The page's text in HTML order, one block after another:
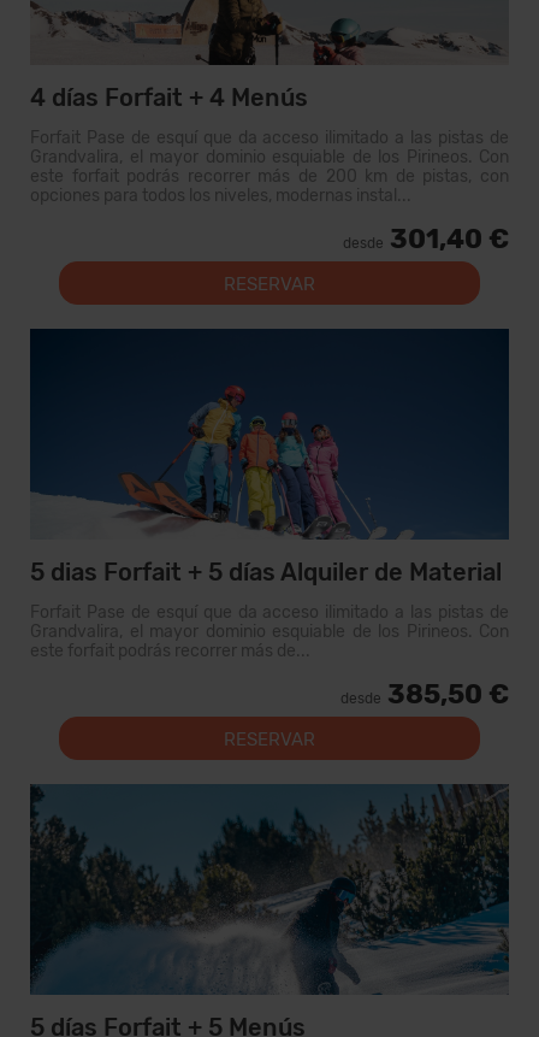
4 días Forfait + 4 Menús
Forfait Pase de esquí que da acceso ilimitado a las pistas de
Grandvalira, el mayor dominio esquiable de los Pirineos. Con
este forfait podrás recorrer más de 200 km de pistas, con
opciones para todos los niveles, modernas instal...
desde 301,40 €
RESERVAR
5 dias Forfait + 5 días Alquiler de Material
Forfait Pase de esquí que da acceso ilimitado a las pistas de
Grandvalira, el mayor dominio esquiable de los Pirineos. Con
este forfait podrás recorrer más de...
desde 385,50 €
RESERVAR
5 días Forfait + 5 Menús